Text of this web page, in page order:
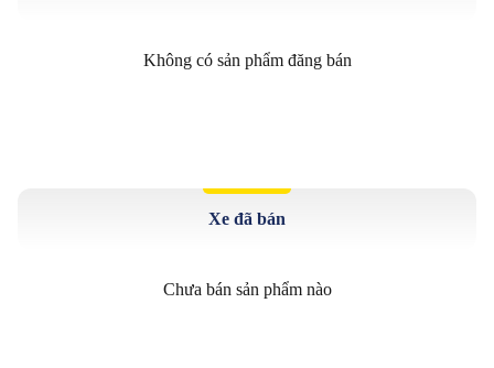
Không có sản phẩm đăng bán
Xe đã bán
Chưa bán sản phẩm nào